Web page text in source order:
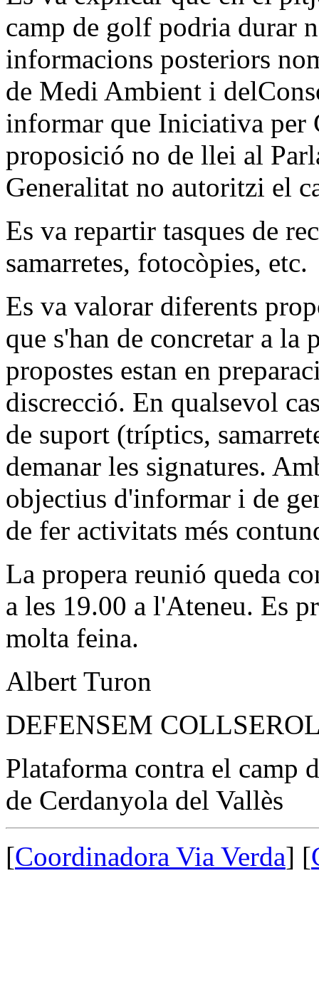
camp de golf podria durar
informacions posteriors
de Medi Ambient i
informar que Iniciativa per
proposició no de llei al
Generalitat no autoritzi el
Es va repartir tasques de
samarretes, fotocòpies, etc.
Es va valorar diferents
que s'han de concretar a
propostes estan en
discrecció. En qualsevol
de suport (tríptics,
demanar les signatures.
objectius d'informar i de
de fer activitats més
La propera reunió queda
a les 19.00 a l'Ateneu. Es
molta feina.
Albert Turon
DEFENSEM
Plataforma contra el camp
de Cerdanyola del Vallès
[Coordinadora Via Verda] [